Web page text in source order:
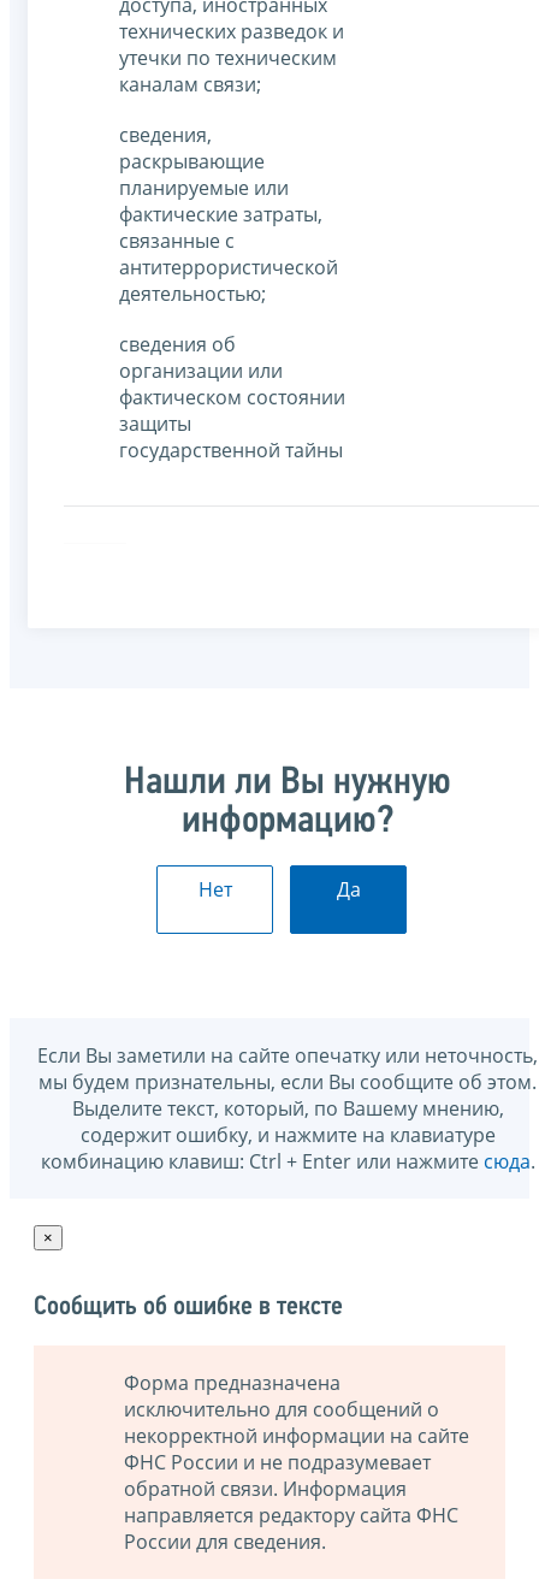
технических разведок и
утечки по техническим
каналам связи;
сведения,
раскрывающие
планируемые или
фактические затраты,
связанные с
антитеррористической
деятельностью;
сведения об
организации или
фактическом состоянии
защиты
государственной тайны
Нашли ли Вы нужную
информацию?
Нет Да
Если Вы заметили на сайте опечатку или неточность,
мы будем признательны, если Вы сообщите об этом.
Выделите текст, который, по Вашему мнению,
содержит ошибку, и нажмите на клавиатуре
комбинацию клавиш: Ctrl + Enter или нажмите сюда.
×
Сообщить об ошибке в тексте
Форма предназначена
исключительно для сообщений о
некорректной информации на сайте
ФНС России и не подразумевает
обратной связи. Информация
направляется редактору сайта ФНС
России для сведения.